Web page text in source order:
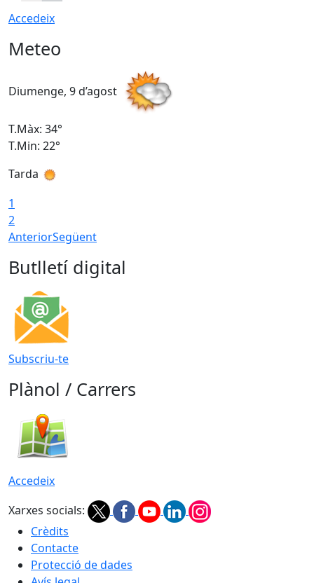
Accedeix
Meteo
Diumenge, 9 d’agost
T.Màx: 34°
T.Min: 22°
Tarda
1
2
AnteriorSegüent
Butlletí digital
Subscriu-te
Plànol / Carrers
Accedeix
Xarxes socials:
Crèdits
Contacte
Protecció de dades